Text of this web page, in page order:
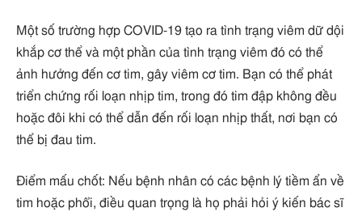
Một số trường hợp COVID-19 tạo ra tình trạng viêm dữ dội
khắp cơ thể và một phần của tình trạng viêm đó có thể
ảnh hưởng đến cơ tim, gây viêm cơ tim. Bạn có thể phát
triển chứng rối loạn nhịp tim, trong đó tim đập không đều
hoặc đôi khi có thể dẫn đến rối loạn nhịp thất, nơi bạn có
thể bị đau tim.
Điểm mấu chốt: Nếu bệnh nhân có các bệnh lý tiềm ẩn về
tim hoặc phổi, điều quan trọng là họ phải hỏi ý kiến ​​bác sĩ